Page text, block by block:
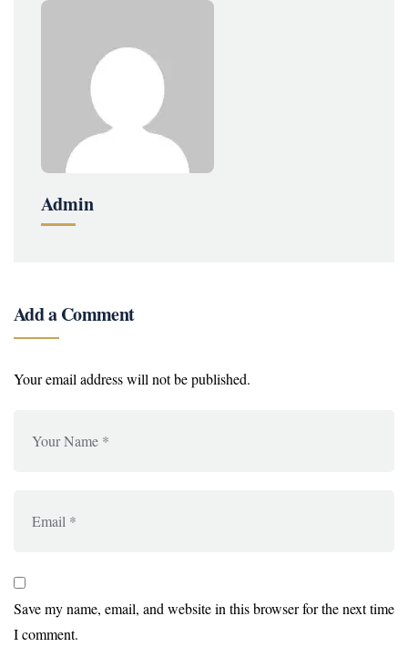
Admin
Add a Comment
Your email address will not be published.
Save my name, email, and website in this browser for the next time
I comment.